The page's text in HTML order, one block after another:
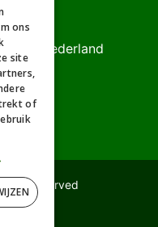
Nederland
Reserved
ons
site
of